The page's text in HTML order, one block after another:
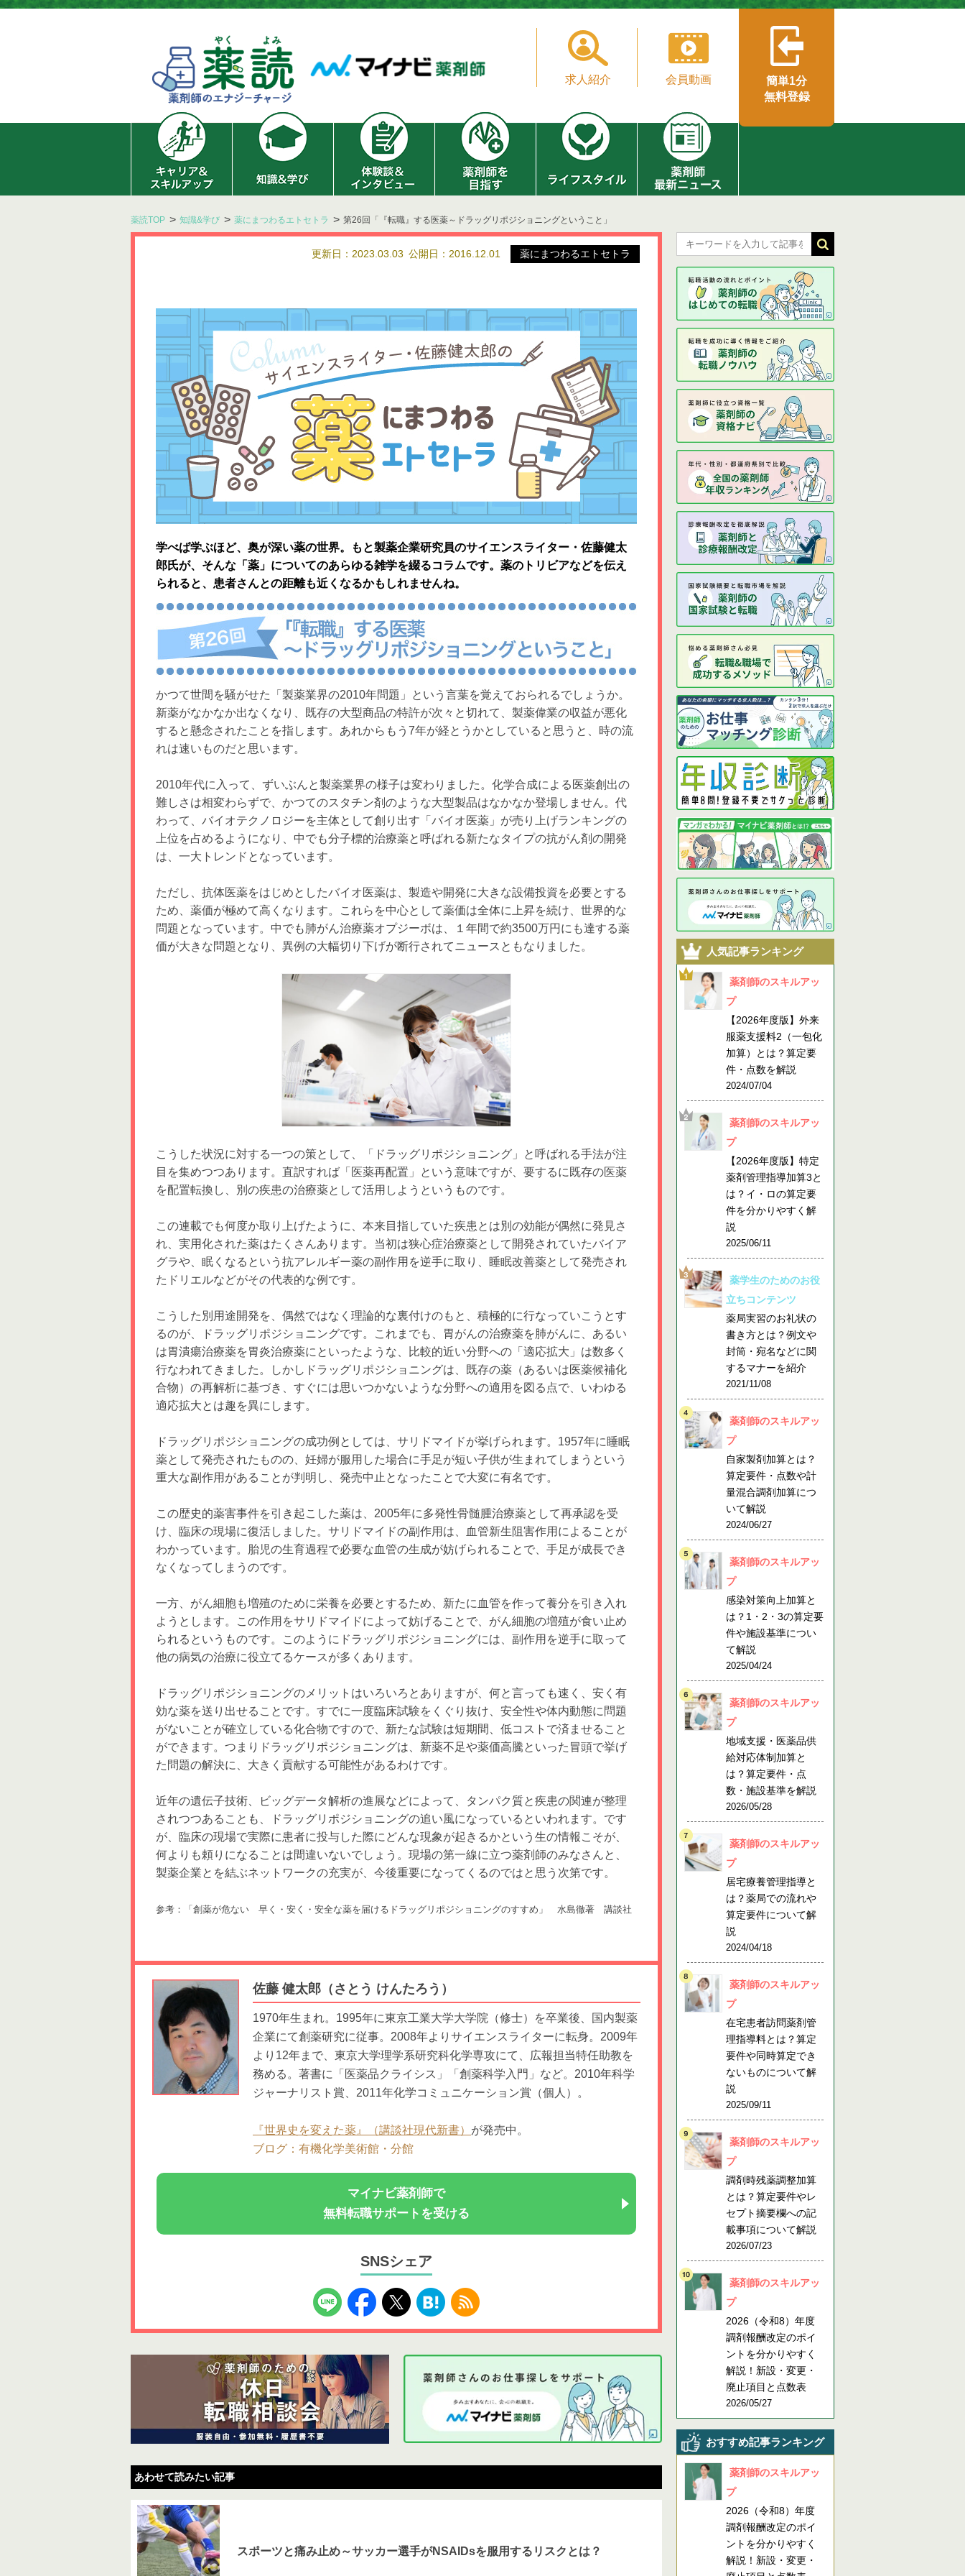
求人紹介 会員動画
簡単1分
無料登録
薬読TOP 知識&学び 薬にまつわるエトセトラ 第26回「『転職』する医薬～ドラッグリポジショニングということ」
更新日：2023.03.03 公開日：2016.12.01 薬にまつわるエトセトラ
学べば学ぶほど、奥が深い薬の世界。もと製薬企業研究員のサイエンスライター・佐藤健太
郎氏が、そんな「薬」についてのあらゆる雑学を綴るコラムです。薬のトリビアなどを伝え
られると、患者さんとの距離も近くなるかもしれませんね。
かつて世間を騒がせた「製薬業界の2010年問題」という言葉を覚えておられるでしょうか。
新薬がなかなか出なくなり、既存の大型商品の特許が次々と切れて、製薬偉業の収益が悪化
すると懸念されたことを指します。あれからもう7年が経とうかとしていると思うと、時の流
れは速いものだと思います。
2010年代に入って、ずいぶんと製薬業界の様子は変わりました。化学合成による医薬創出の
難しさは相変わらずで、かつてのスタチン剤のような大型製品はなかなか登場しません。代
わって、バイオテクノロジーを主体として創り出す「バイオ医薬」が売り上げランキングの
上位を占めるようになり、中でも分子標的治療薬と呼ばれる新たなタイプの抗がん剤の開発
は、一大トレンドとなっています。
ただし、抗体医薬をはじめとしたバイオ医薬は、製造や開発に大きな設備投資を必要とする
ため、薬価が極めて高くなります。これらを中心として薬価は全体に上昇を続け、世界的な
問題となっています。中でも肺がん治療薬オプジーボは、１年間で約3500万円にも達する薬
価が大きな問題となり、異例の大幅切り下げが断行されてニュースともなりました。
こうした状況に対する一つの策として、「ドラッグリポジショニング」と呼ばれる手法が注
目を集めつつあります。直訳すれば「医薬再配置」という意味ですが、要するに既存の医薬
を配置転換し、別の疾患の治療薬として活用しようというものです。
この連載でも何度か取り上げたように、本来目指していた疾患とは別の効能が偶然に発見さ
れ、実用化された薬はたくさんあります。当初は狭心症治療薬として開発されていたバイア
グラや、眠くなるという抗アレルギー薬の副作用を逆手に取り、睡眠改善薬として発売され
たドリエルなどがその代表的な例です。
こうした別用途開発を、偶然ではなく理論的な裏付けのもと、積極的に行なっていこうとす
るのが、ドラッグリポジショニングです。これまでも、胃がんの治療薬を肺がんに、あるい
は胃潰瘍治療薬を胃炎治療薬にといったような、比較的近い分野への「適応拡大」は数多く
行なわれてきました。しかしドラッグリポジショニングは、既存の薬（あるいは医薬候補化
合物）の再解析に基づき、すぐには思いつかないような分野への適用を図る点で、いわゆる
適応拡大とは趣を異にします。
ドラッグリポジショニングの成功例としては、サリドマイドが挙げられます。1957年に睡眠
薬として発売されたものの、妊婦が服用した場合に手足が短い子供が生まれてしまうという
重大な副作用があることが判明し、発売中止となったことで大変に有名です。
この歴史的薬害事件を引き起こした薬は、2005年に多発性骨髄腫治療薬として再承認を受
け、臨床の現場に復活しました。サリドマイドの副作用は、血管新生阻害作用によることが
わかっています。胎児の生育過程で必要な血管の生成が妨げられることで、手足が成長でき
なくなってしまうのです。
一方、がん細胞も増殖のために栄養を必要とするため、新たに血管を作って養分を引き入れ
ようとします。この作用をサリドマイドによって妨げることで、がん細胞の増殖が食い止め
られるというものです。このようにドラッグリポジショニングには、副作用を逆手に取って
他の病気の治療に役立てるケースが多くあります。
ドラッグリポジショニングのメリットはいろいろとありますが、何と言っても速く、安く有
効な薬を送り出せることです。すでに一度臨床試験をくぐり抜け、安全性や体内動態に問題
がないことが確立している化合物ですので、新たな試験は短期間、低コストで済ませること
ができます。つまりドラッグリポジショニングは、新薬不足や薬価高騰といった冒頭で挙げ
た問題の解決に、大きく貢献する可能性があるわけです。
近年の遺伝子技術、ビッグデータ解析の進展などによって、タンパク質と疾患の関連が整理
されつつあることも、ドラッグリポジショニングの追い風になっているといわれます。です
が、臨床の現場で実際に患者に投与した際にどんな現象が起きるかという生の情報こそが、
何よりも頼りになることは間違いないでしょう。現場の第一線に立つ薬剤師のみなさんと、
製薬企業とを結ぶネットワークの充実が、今後重要になってくるのではと思う次第です。
参考：「創薬が危ない 早く・安く・安全な薬を届けるドラッグリポジショニングのすすめ」 水島徹著 講談社
佐藤 健太郎（さとう けんたろう）
1970年生まれ。1995年に東京工業大学大学院（修士）を卒業後、国内製薬
企業にて創薬研究に従事。2008年よりサイエンスライターに転身。2009年
より12年まで、東京大学理学系研究科化学専攻にて、広報担当特任助教を
務める。著書に「医薬品クライシス」「創薬科学入門」など。2010年科学
ジャーナリスト賞、2011年化学コミュニケーション賞（個人）。
『世界史を変えた薬』（講談社現代新書） が発売中。
ブログ：有機化学美術館・分館
マイナビ薬剤師で
無料転職サポートを受ける
SNSシェア
あわせて読みたい記事
スポーツと痛み止め～サッカー選手がNSAIDsを服用するリスクとは？
人気記事ランキング
薬剤師のスキルアッ
プ
【2026年度版】外来
服薬支援料2（一包化
加算）とは？算定要
件・点数を解説
2024/07/04
薬剤師のスキルアッ
プ
【2026年度版】特定
薬剤管理指導加算3と
は？イ・ロの算定要
件を分かりやすく解
説
2025/06/11
薬学生のためのお役
立ちコンテンツ
薬局実習のお礼状の
書き方とは？例文や
封筒・宛名などに関
するマナーを紹介
2021/11/08
薬剤師のスキルアッ
プ
自家製剤加算とは？
算定要件・点数や計
量混合調剤加算につ
いて解説
2024/06/27
薬剤師のスキルアッ
プ
感染対策向上加算と
は？1・2・3の算定要
件や施設基準につい
て解説
2025/04/24
薬剤師のスキルアッ
プ
地域支援・医薬品供
給対応体制加算と
は？算定要件・点
数・施設基準を解説
2026/05/28
薬剤師のスキルアッ
プ
居宅療養管理指導と
は？薬局での流れや
算定要件について解
説
2024/04/18
薬剤師のスキルアッ
プ
在宅患者訪問薬剤管
理指導料とは？算定
要件や同時算定でき
ないものについて解
説
2025/09/11
薬剤師のスキルアッ
プ
調剤時残薬調整加算
とは？算定要件やレ
セプト摘要欄への記
載事項について解説
2026/07/23
薬剤師のスキルアッ
プ
2026（令和8）年度
調剤報酬改定のポイ
ントを分かりやすく
解説！新設・変更・
廃止項目と点数表
2026/05/27
おすすめ記事ランキング
薬剤師のスキルアッ
プ
2026（令和8）年度
調剤報酬改定のポイ
ントを分かりやすく
解説！新設・変更・